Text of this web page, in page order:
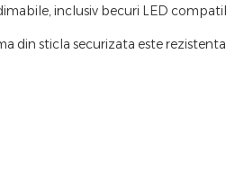
inclusiv becuri LED
sticla securizata este